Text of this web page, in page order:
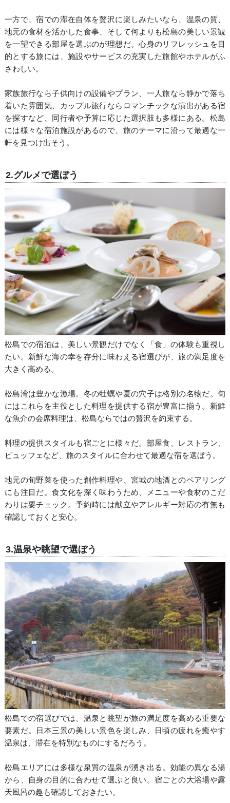
一方で、宿での滞在自体を贅沢に楽しみたいなら、温泉の質、
地元の食材を活かした食事、そして何よりも松島の美しい景観
を一望できる部屋を選ぶのが理想だ。心身のリフレッシュを目
的とする旅には、施設やサービスの充実した旅館やホテルがふ
さわしい。
家族旅行なら子供向けの設備やプラン、一人旅なら静かで落ち
着いた雰囲気、カップル旅行ならロマンチックな演出がある宿
を探すなど、同行者や予算に応じた選択肢も多様にある。松島
には様々な宿泊施設があるので、旅のテーマに沿って最適な一
軒を見つけ出そう。
2.グルメで選ぼう
松島での宿泊は、美しい景観だけでなく「食」の体験も重視し
たい。新鮮な海の幸を存分に味わえる宿選びが、旅の満足度を
大きく高める。
松島湾は豊かな漁場。冬の牡蠣や夏の穴子は格別の名物だ。旬
にはこれらを主役とした料理を提供する宿が豊富に揃う。新鮮
な魚介の会席料理は、松島ならではの贅沢を約束する。
料理の提供スタイルも宿ごとに様々だ。部屋食、レストラン、
ビュッフェなど、旅のスタイルに合わせて最適な宿を選ぼう。
地元の旬野菜を使った創作料理や、宮城の地酒とのペアリング
にも注目だ。食文化を深く味わうため、メニューや食材のこだ
わりは要チェック。予約時には献立やアレルギー対応の有無も
確認しておくと安心。
3.温泉や眺望で選ぼう
松島での宿選びでは、温泉と眺望が旅の満足度を高める重要な
要素だ。日本三景の美しい景色を楽しみ、日頃の疲れを癒やす
温泉は、滞在を特別なものにするだろう。
松島エリアには多様な泉質の温泉が湧き出る。効能の異なる湯
から、自身の目的に合わせて選ぶと良い。宿ごとの大浴場や露
天風呂の趣も確認しておきたい。